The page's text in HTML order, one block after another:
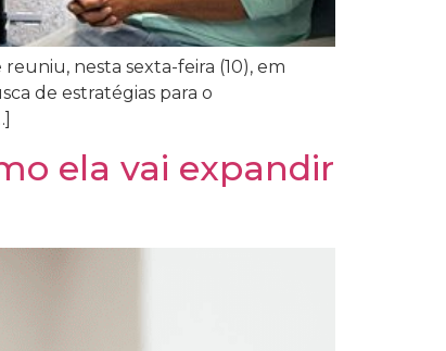
nesta sexta-feira (10), em
de estratégias para o
ela vai expandir